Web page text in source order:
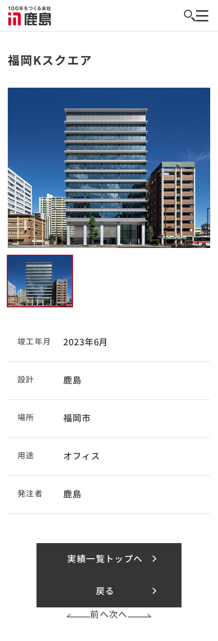
福岡Kスクエア
竣工年月 2023年6月
設計 鹿島
場所 福岡市
用途 オフィス
発注者 鹿島
実績一覧トップへ
戻る
前へ次へ